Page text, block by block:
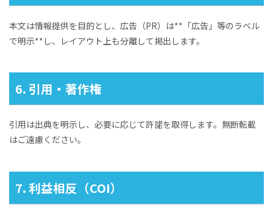
本文は情報提供を目的とし、広告（PR）は**「広告」等のラベル
で明示**し、レイアウト上も分離して掲出します。
6. 引用・著作権
引用は出典を明示し、必要に応じて許諾を取得します。無断転載
はご遠慮ください。
7. 利益相反（COI）